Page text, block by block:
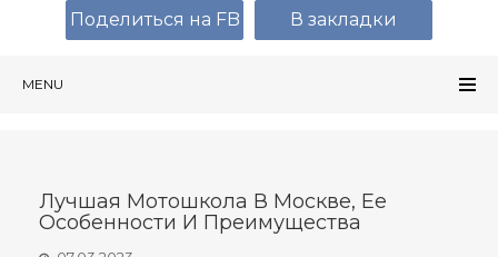
MENU
Лучшая Мотошкола В Москве, Ее
Особенности И Преимущества
Поделиться на FB В закладки